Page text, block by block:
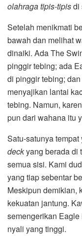
olahraga tipis-tipisdi
Setelah menikmati
bawah dan melihat
dinaiki. Ada The
pinggir tebing; ada
di pinggir tebing;
menyajikan lantai
tebing. Namun,
pun dari wahana itu
Satu-satunya
deckyang berada di
semua sisi. Kami
yang tiap sebentar
Meskipun demikian,
kekuatan jantung.
semengerikan Eagle
nyali yang tinggi.